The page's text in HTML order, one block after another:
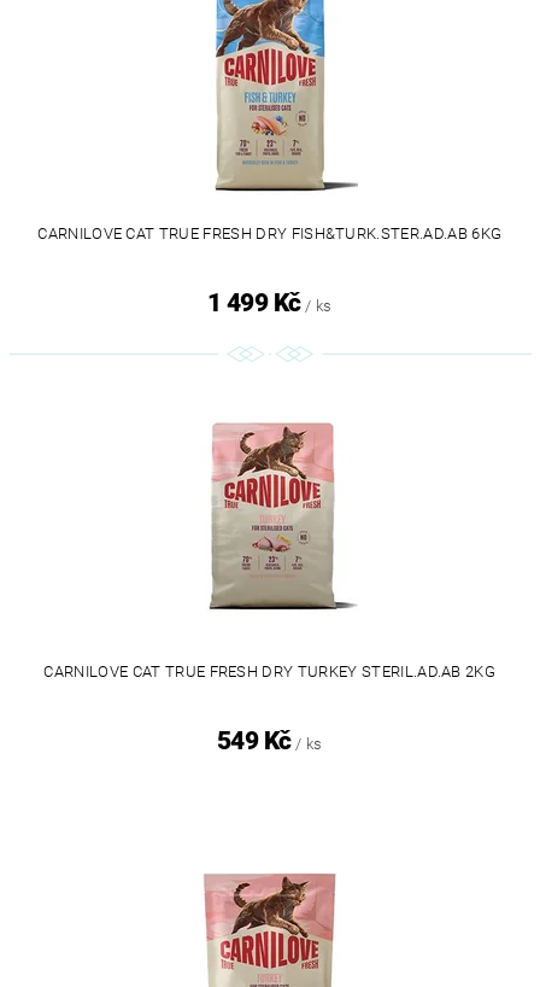
CARNILOVE CAT TRUE FRESH DRY FISH&TURK.STER.AD.AB 6KG
1 499 Kč / ks
CARNILOVE CAT TRUE FRESH DRY TURKEY STERIL.AD.AB 2KG
549 Kč / ks